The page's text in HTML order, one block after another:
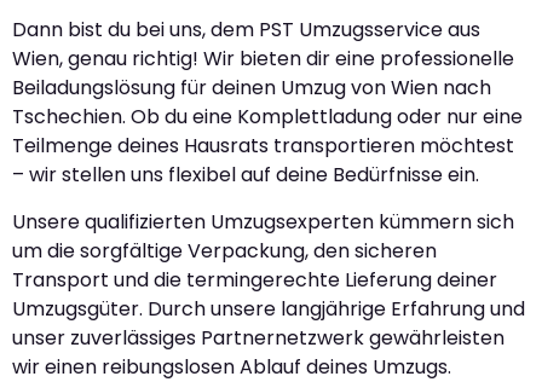
Dann bist du bei uns, dem PST Umzugsservice aus
Wien, genau richtig! Wir bieten dir eine professionelle
Beiladungslösung für deinen Umzug von Wien nach
Tschechien. Ob du eine Komplettladung oder nur eine
Teilmenge deines Hausrats transportieren möchtest
– wir stellen uns flexibel auf deine Bedürfnisse ein.
Unsere qualifizierten Umzugsexperten kümmern sich
um die sorgfältige Verpackung, den sicheren
Transport und die termingerechte Lieferung deiner
Umzugsgüter. Durch unsere langjährige Erfahrung und
unser zuverlässiges Partnernetzwerk gewährleisten
wir einen reibungslosen Ablauf deines Umzugs.